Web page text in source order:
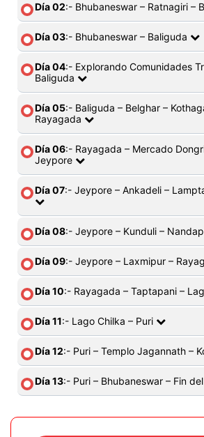
Día 02:- Bhubaneswar – Ratnagiri –
Día 03:- Bhubaneswar – Baliguda
Día 04:- Explorando Comunidades
Baliguda
Día 05:- Baliguda – Belghar –
Rayagada
Día 06:- Rayagada – Mercado
Jeypore
Día 07:- Jeypore – Ankadeli –
Día 08:- Jeypore – Kunduli –
Día 09:- Jeypore – Laxmipur –
Día 10:- Rayagada – Taptapani –
Día 11:- Lago Chilka – Puri
Día 12:- Puri – Templo Jagannath –
Día 13:- Puri – Bhubaneswar – Fin